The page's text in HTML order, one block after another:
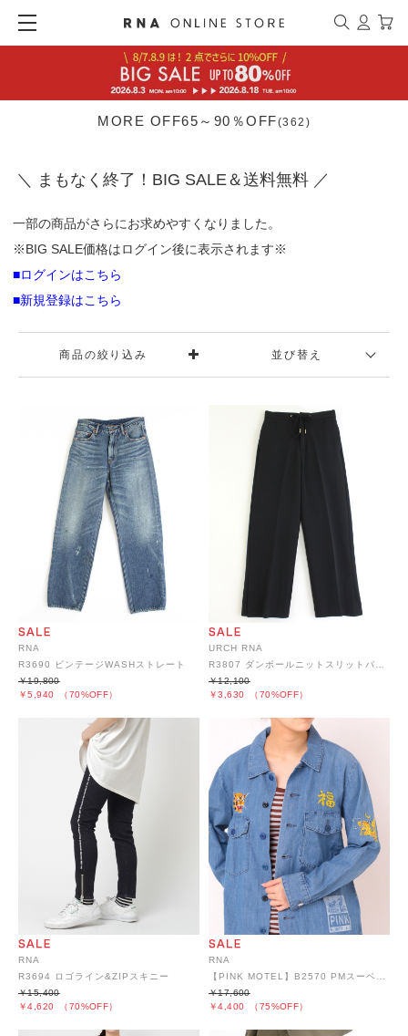
MORE OFF65～90％OFF(362)
＼ まもなく終了！BIG SALE＆送料無料 ／
一部の商品がさらにお求めやすくなりました。
※BIG SALE価格はログイン後に表示されます※
■ログインはこちら
■新規登録はこちら
商品の絞り込み 並び替え
RNA
R3690 ビンテージWASHストレート
￥5,940 （70%OFF）
￥19,800
URCH RNA
￥3,630 （70%OFF）
￥12,100
RNA
R3694 ロゴライン&ZIPスキニー
￥4,620 （70%OFF）
￥15,400
RNA
【PINK MOTEL】B2570 PMスーベニアシャツ
￥4,400 （75%OFF）
￥17,600